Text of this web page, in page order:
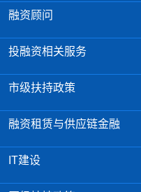
融资顾问
投融资相关服务
市级扶持政策
融资租赁与供应链金融
IT建设